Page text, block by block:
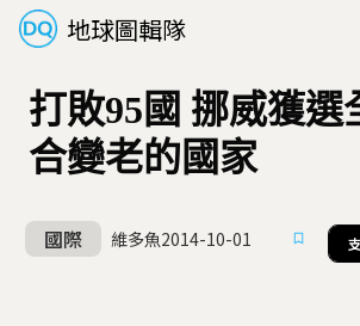
地球圖輯隊
打敗95國 挪威獲選
合變老的國家
國際 維多魚2014-10-01